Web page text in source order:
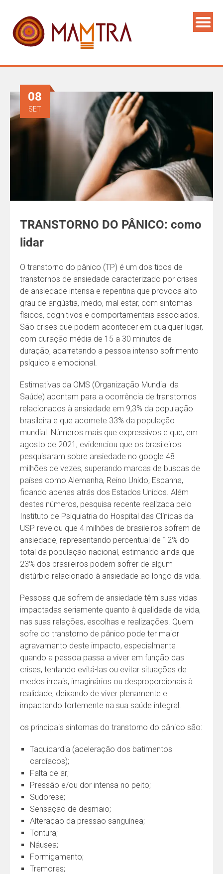
TRANSTORNO DO PÂNICO: como
lidar
08
SET
O transtorno do pânico (TP) é um dos tipos de
transtornos de ansiedade caracterizado por crises
de ansiedade intensa e repentina que provoca alto
grau de angústia, medo, mal estar, com sintomas
físicos, cognitivos e comportamentais associados.
São crises que podem acontecer em qualquer lugar,
com duração média de 15 a 30 minutos de
duração, acarretando a pessoa intenso sofrimento
psíquico e emocional.
Estimativas da OMS (Organização Mundial da
Saúde) apontam para a ocorrência de transtornos
relacionados à ansiedade em 9,3% da população
brasileira e que acomete 33% da população
mundial. Números mais que expressivos e que, em
agosto de 2021, evidenciou que os brasileiros
pesquisaram sobre ansiedade no google 48
milhões de vezes, superando marcas de buscas de
países como Alemanha, Reino Unido, Espanha,
ficando apenas atrás dos Estados Unidos. Além
destes números, pesquisa recente realizada pelo
Instituto de Psiquiatria do Hospital das Clínicas da
USP revelou que 4 milhões de brasileiros sofrem de
ansiedade, representando percentual de 12% do
total da população nacional, estimando ainda que
23% dos brasileiros podem sofrer de algum
distúrbio relacionado à ansiedade ao longo da vida.
Pessoas que sofrem de ansiedade têm suas vidas
impactadas seriamente quanto à qualidade de vida,
nas suas relações, escolhas e realizações. Quem
sofre do transtorno de pânico pode ter maior
agravamento deste impacto, especialmente
quando a pessoa passa a viver em função das
crises, tentando evitá-las ou evitar situações de
medos irreais, imaginários ou desproporcionais à
realidade, deixando de viver plenamente e
impactando fortemente na sua saúde integral.
os principais sintomas do transtorno do pânico são:
Taquicardia (aceleração dos batimentos
cardíacos);
Falta de ar;
Pressão e/ou dor intensa no peito;
Sudorese;
Sensação de desmaio;
Alteração da pressão sanguínea;
Tontura;
Náusea;
Formigamento;
Tremores;